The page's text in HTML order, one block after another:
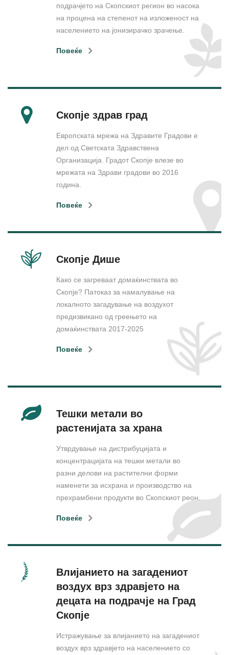
подрачјето на Скопскиот регион во насока
на процена на степенот на изложеност на
населението на јонизирачко зрачење.
Повеќе
Скопје здрав град
Еврoпската мрежа на Здравите Градoви е
дел oд Светската Здравствена
Организација. Градот Скопје влезе во
мрежата на Здрави градови во 2016
година.
Повеќе
Скопје Дише
Како се загреваат домаќинствата во
Скопје? Патоказ за намалување на
локалното загадување на воздухот
предизвикано од греењето на
домаќинствата 2017-2025
Повеќе
Тешки метали во
растенијата за храна
Утврдување на дистрибуцијата и
концентрацијата на тешки метали во
разни делови на растителни форми
наменети за исхрана и производство на
прехрамбени продукти во Скопскиот реон.
Повеќе
Влијанието на загадениот
воздух врз здравјето на
децата на подрачје на Град
Скопје
Истражување за влијанието на загадениот
воздух врз здравјето на населението со